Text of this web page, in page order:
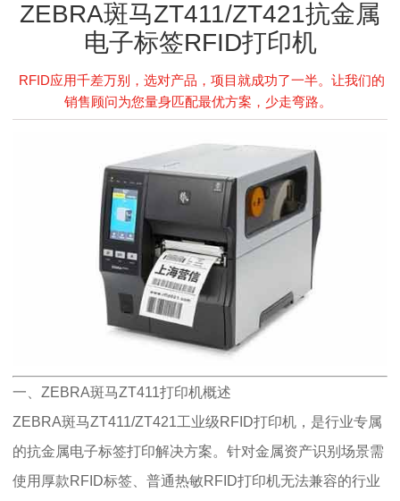
ZEBRA斑马ZT411/ZT421抗金属
电子标签RFID打印机
RFID应用千差万别，选对产品，项目就成功了一半。让我们的
销售顾问为您量身匹配最优方案，少走弯路。
一、ZEBRA斑马ZT411打印机概述
ZEBRA斑马ZT411/ZT421工业级RFID打印机，是行业专属
的抗金属电子标签打印解决方案。针对金属资产识别场景需
使用厚款RFID标签、普通热敏RFID打印机无法兼容的行业